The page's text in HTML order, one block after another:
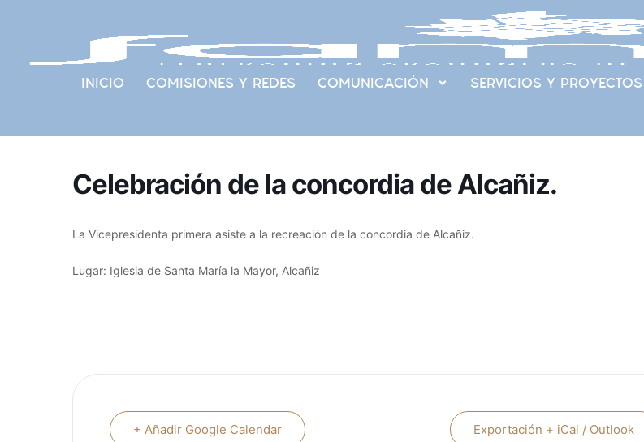
INICIO COMISIONES Y REDES COMUNICACIÓN SERVICIOS Y PROYECTOS
Celebración de la concordia de Alcañiz.
La Vicepresidenta primera asiste a la recreación de la concordia de Alcañiz.
Lugar: Iglesia de Santa María la Mayor, Alcañiz
+ Añadir Google Calendar Exportación + iCal / Outlook